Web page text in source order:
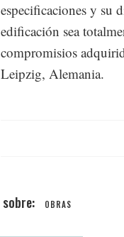
especificaciones y su
edificación sea
compromisios
Leipzig, Alemania.
OBRAS